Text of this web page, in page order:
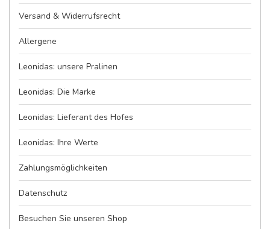
Versand & Widerrufsrecht
Allergene
Leonidas: unsere Pralinen
Leonidas: Die Marke
Leonidas: Lieferant des Hofes
Leonidas: Ihre Werte
Zahlungsmöglichkeiten
Datenschutz
Besuchen Sie unseren Shop